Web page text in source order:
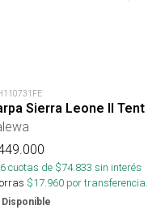
Sierra Leone II Tent
6cuotas de $74.833 sin interés
$17.960 por transferencia.
Disponible